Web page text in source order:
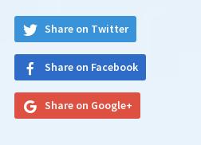
Share on Twitter
Share on Facebook
Share on Google+